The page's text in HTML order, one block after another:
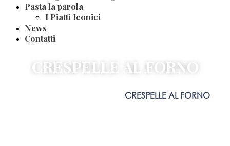
Pasta la parola
I Piatti Iconici
News
Contatti
CRESPELLE AL FORNO
CRESPELLE AL FORNO